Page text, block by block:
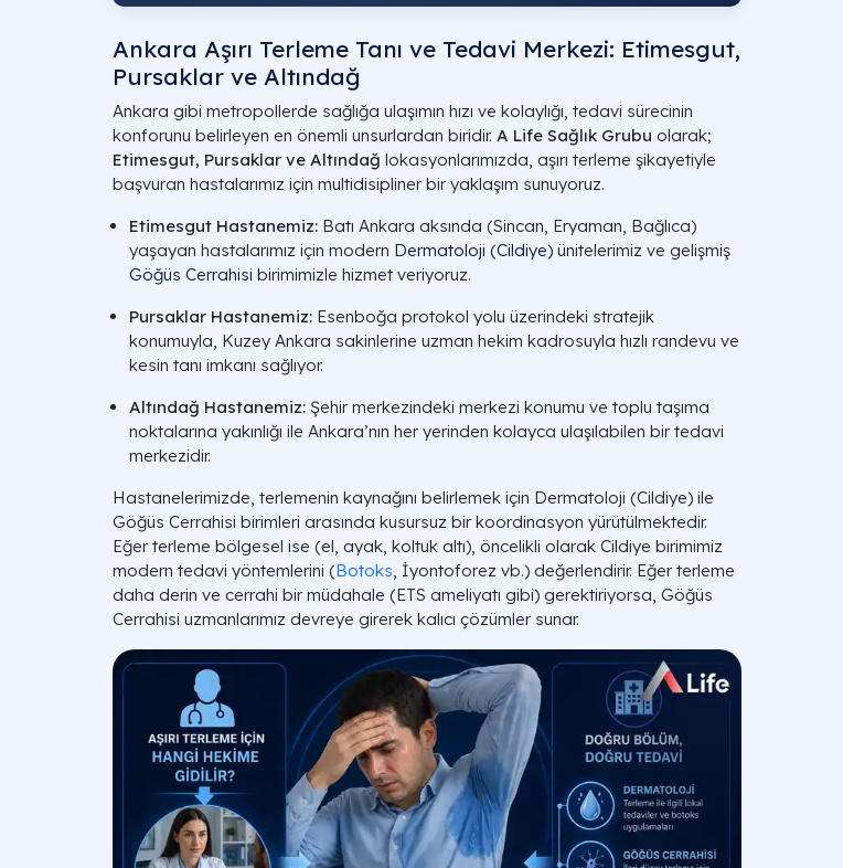
Ankara Aşırı Terleme Tanı ve Tedavi Merkezi: Etimesgut,
Pursaklar ve Altındağ
Ankara gibi metropollerde sağlığa ulaşımın hızı ve kolaylığı, tedavi sürecinin
konforunu belirleyen en önemli unsurlardan biridir. A Life Sağlık Grubu olarak;
Etimesgut, Pursaklar ve Altındağ lokasyonlarımızda, aşırı terleme şikayetiyle
başvuran hastalarımız için multidisipliner bir yaklaşım sunuyoruz.
Etimesgut Hastanemiz: Batı Ankara aksında (Sincan, Eryaman, Bağlıca)
yaşayan hastalarımız için modern Dermatoloji (Cildiye) ünitelerimiz ve gelişmiş
Göğüs Cerrahisi birimimizle hizmet veriyoruz.
Pursaklar Hastanemiz: Esenboğa protokol yolu üzerindeki stratejik
konumuyla, Kuzey Ankara sakinlerine uzman hekim kadrosuyla hızlı randevu ve
kesin tanı imkanı sağlıyor.
Altındağ Hastanemiz: Şehir merkezindeki merkezi konumu ve toplu taşıma
noktalarına yakınlığı ile Ankara’nın her yerinden kolayca ulaşılabilen bir tedavi
merkezidir.
Hastanelerimizde, terlemenin kaynağını belirlemek için Dermatoloji (Cildiye) ile
Göğüs Cerrahisi birimleri arasında kusursuz bir koordinasyon yürütülmektedir.
Eğer terleme bölgesel ise (el, ayak, koltuk altı), öncelikli olarak Cildiye birimimiz
modern tedavi yöntemlerini (Botoks, İyontoforez vb.) değerlendirir. Eğer terleme
daha derin ve cerrahi bir müdahale (ETS ameliyatı gibi) gerektiriyorsa, Göğüs
Cerrahisi uzmanlarımız devreye girerek kalıcı çözümler sunar.